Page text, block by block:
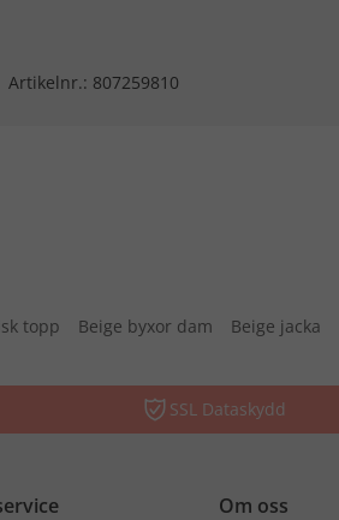
Artikelnr.: 807259810
topp Beige byxor dam Beige jacka
SSL Dataskydd
Om oss